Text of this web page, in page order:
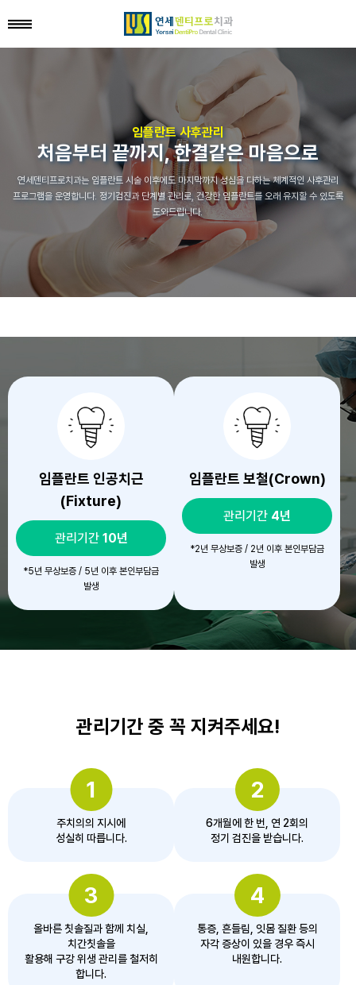
임플란트 사후관리
처음부터 끝까지, 한결같은 마음으로
연세덴티프로치과는 임플란트 시술 이후에도 마지막까지성심을 다하는 체계적인 사후관리
프로그램을 운영합니다. 정기검진과 단계별 관리로, 건강한 임플란트를 오래 유지할 수 있도록
도와드립니다.
임플란트 인공치근
(Fixture)
관리기간 10년
*5년 무상보증 / 5년 이후 본인부담금
발생
임플란트 보철(Crown)
관리기간 4년
*2년 무상보증 / 2년 이후 본인부담금
발생
관리기간 중 꼭 지켜주세요!
1
주치의의 지시에
성실히 따릅니다.
2
6개월에 한 번, 연 2회의
정기 검진을 받습니다.
3
올바른 칫솔질과 함께 치실,
치간칫솔을
활용해 구강 위생 관리를 철저히
합니다.
4
통증, 흔들림, 잇몸 질환 등의
자각 증상이 있을 경우 즉시
내원합니다.